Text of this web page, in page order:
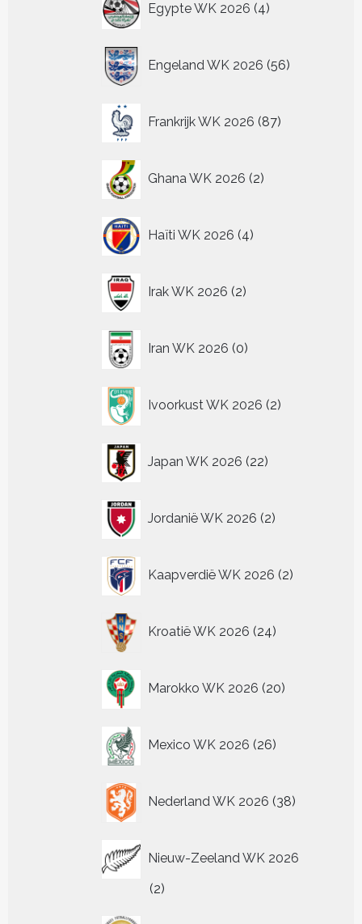
Egypte WK 2026 4
producten
Engeland WK 2026 56
producten
Frankrijk WK 2026 87
producten
Ghana WK 2026 2
producten
Haïti WK 2026 4
producten
Irak WK 2026 2
producten
Iran WK 2026 0
producten
Ivoorkust WK 2026 2
producten
Japan WK 2026 22
producten
Jordanië WK 2026 2
producten
Kaapverdië WK 2026 2
producten
Kroatië WK 2026 24
producten
Marokko WK 2026 20
producten
Mexico WK 2026 26
producten
Nederland WK 2026 38
producten
Nieuw-Zeeland WK 2026
22